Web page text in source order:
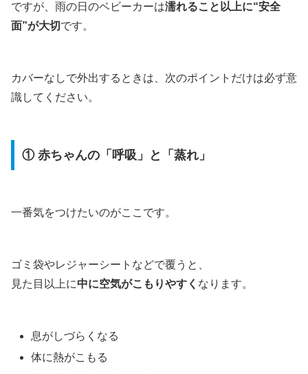
ですが、雨の日のベビーカーは濡れること以上に“安全
面”が大切 です。
カバーなしで外出するときは、次のポイントだけは必ず意
識してください。
① 赤ちゃんの「呼吸」と「蒸れ」
一番気をつけたいのがここです。
ゴミ袋やレジャーシートなどで覆うと、
見た目以上に中に空気がこもりやすく なります。
息がしづらくなる
体に熱がこもる